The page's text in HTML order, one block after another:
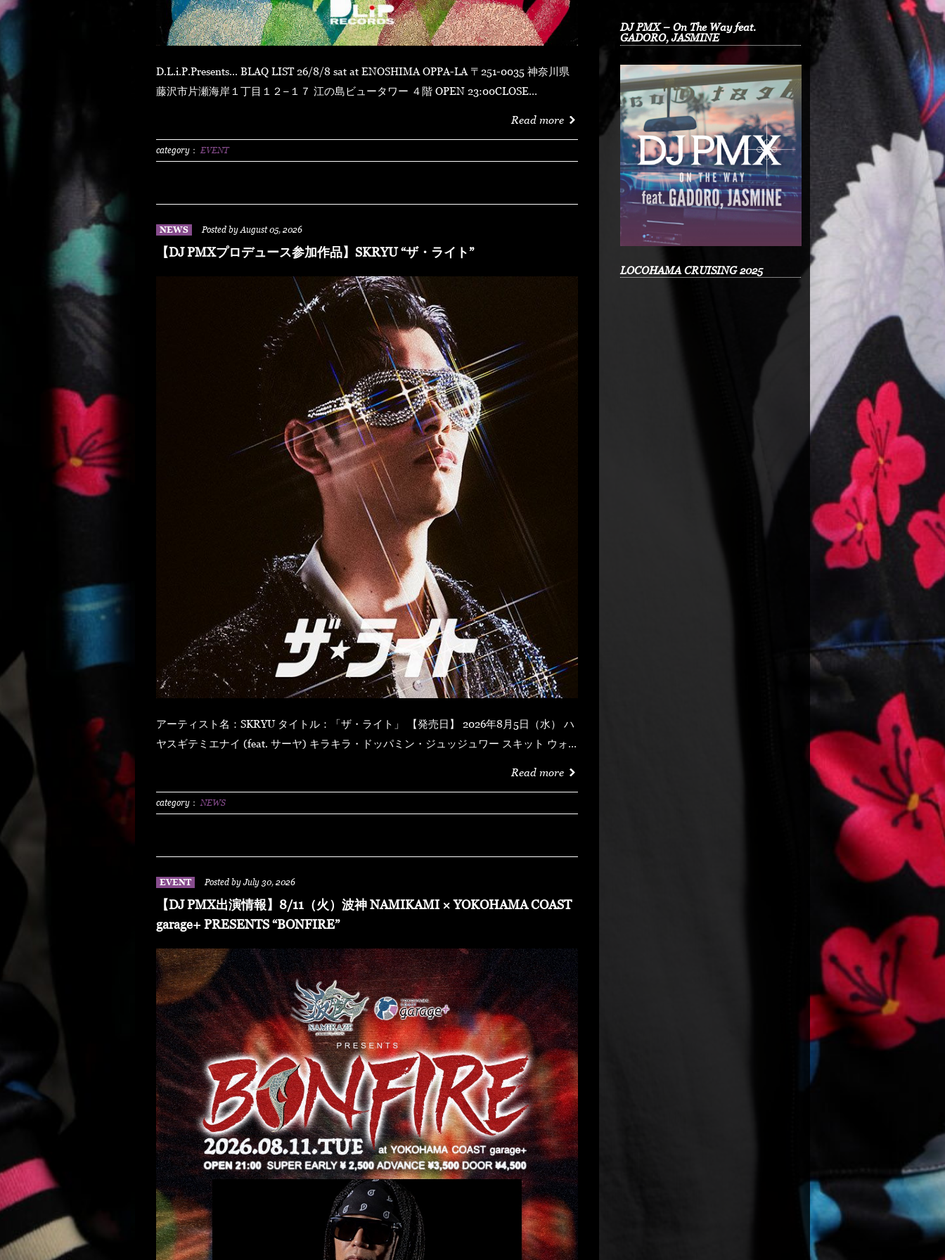
D.L.i.P.Presents... BLAQ LIST 26/8/8 sat at ENOSHIMA OPPA-LA 〒251-0035 神奈川県
藤沢市片瀬海岸１丁目１２−１７ 江の島ビュータワー ４階 OPEN 23:00CLOSE
BUNTAR-MANLEXKILLAHSHARKHEDMAO & MAGOODZ
Read more
category： EVENT
NEWS Posted by August 05, 2026
【DJ PMXプロデュース参加作品】SKRYU “ザ・ライト”
アーティスト名：SKRYU タイトル：「ザ・ライト」 【発売日】 2026年8月5日（水） ハ
ヤスギテミエナイ (feat. サーヤ) キラキラ・ドッパミン・ジュッジュワー スキット ウォ
ブン・バック
Read more
category： NEWS
EVENT Posted by July 30, 2026
【DJ PMX出演情報】8/11（火）波神 NAMIKAMI × YOKOHAMA COAST
garage+ PRESENTS “BONFIRE”
DJ PMX – On The Way feat.
GADORO, JASMINE
LOCOHAMA CRUISING 2025